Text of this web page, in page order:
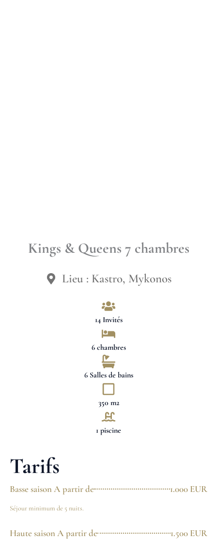
Kings & Queens 7 chambres
Lieu : Kastro, Mykonos
14 Invités
6 chambres
6 Salles de bains
350 m2
1 piscine
Tarifs
Basse saison A partir de 1.000 EUR
Séjour minimum de 5 nuits.
Haute saison A partir de 1.500 EUR